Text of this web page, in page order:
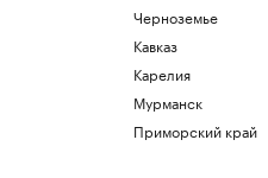
Черноземье
Кавказ
Карелия
Мурманск
Приморский край